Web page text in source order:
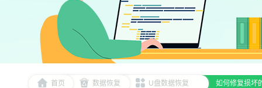
首页 数据恢复 U盘数据恢复 如何修复损坏